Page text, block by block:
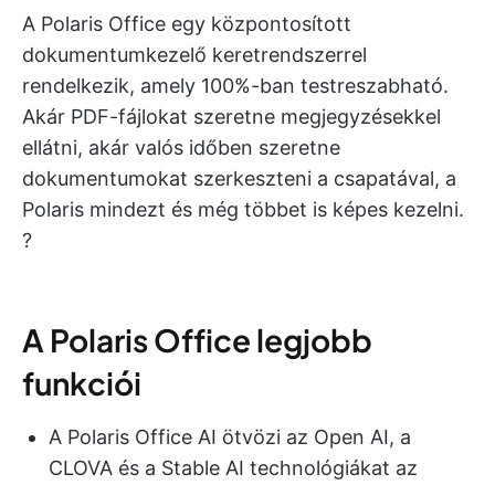
A Polaris Office egy központosított
dokumentumkezelő keretrendszerrel
rendelkezik, amely 100%-ban testreszabható.
Akár PDF-fájlokat szeretne megjegyzésekkel
ellátni, akár valós időben szeretne
dokumentumokat szerkeszteni a csapatával, a
Polaris mindezt és még többet is képes kezelni.
?
A Polaris Office legjobb
funkciói
A Polaris Office AI ötvözi az Open AI, a
CLOVA és a Stable AI technológiákat az